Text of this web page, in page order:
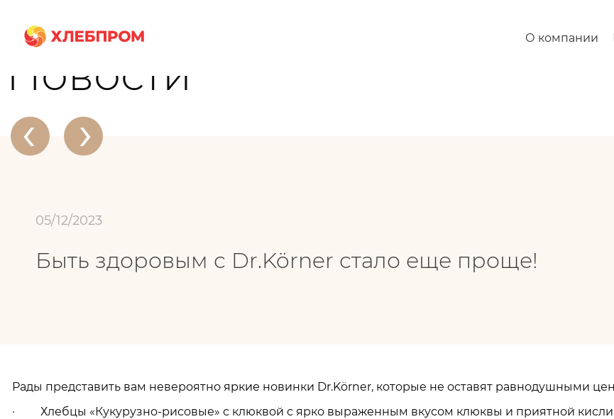
О компании
Главная О компании Новости
Новости
‹ ›
05/12/2023
Быть здоровым с Dr.Körner стало еще проще!
Рады представить вам невероятно яркие новинки Dr.Körner, которые не оставят равнодушными
· Хлебцы «Кукурузно-рисовые» с клюквой с ярко выраженным вкусом клюквы и приятной